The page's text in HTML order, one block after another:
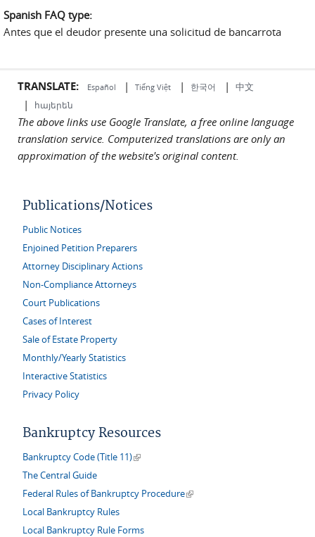
Spanish FAQ type:
Antes que el deudor presente una solicitud de bancarrota
TRANSLATE: Español | Tiếng Việt | 한국어 | 中文
| հայերեն
The above links use Google Translate, a free online language
translation service. Computerized translations are only an
approximation of the website's original content.
Publications/Notices
Public Notices
Enjoined Petition Preparers
Attorney Disciplinary Actions
Non-Compliance Attorneys
Court Publications
Cases of Interest
Sale of Estate Property
Monthly/Yearly Statistics
Interactive Statistics
Privacy Policy
Bankruptcy Resources
Bankruptcy Code (Title 11)(link is external)
The Central Guide
Federal Rules of Bankruptcy Procedure(link is external)
Local Bankruptcy Rules
Local Bankruptcy Rule Forms